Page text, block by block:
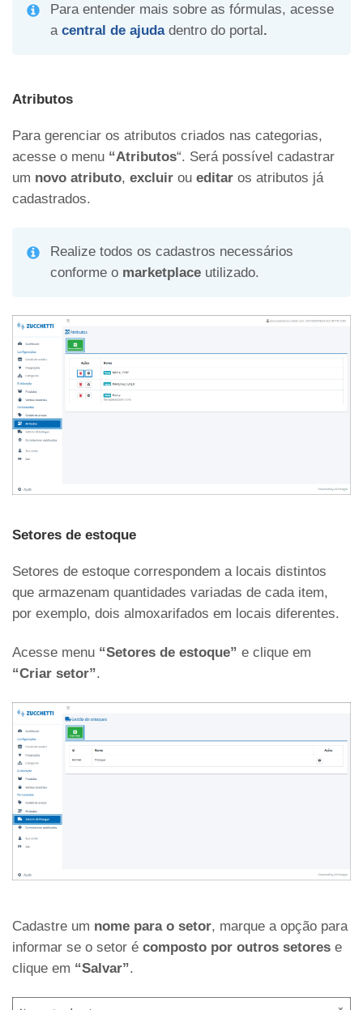
Para entender mais sobre as fórmulas, acesse
a central de ajudadentro do portal.
Atributos
Para gerenciar os atributos criados nas categorias,
acesse o menu “Atributos“. Será possível cadastrar
um novo atributo, excluir ou editar os atributos já
cadastrados.
Realize todos os cadastros necessários
conforme o marketplace utilizado.
Setores de estoque
Setores de estoque correspondem a locais distintos
que armazenam quantidades variadas de cada item,
por exemplo, dois almoxarifados em locais diferentes.
Acesse menu “Setores de estoque” e clique em
“Criar setor”.
Cadastre um nome para o setor, marque a opção para
informar se o setor é composto por outros setores e
clique em “Salvar”.